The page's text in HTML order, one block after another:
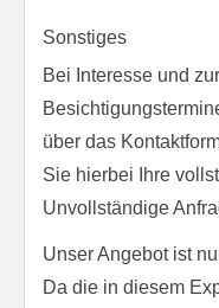
Sonstiges
Bei Interesse und
über das
Sie hierbei Ihre
Unvollständige
Unser Angebot ist
Da die in diesem